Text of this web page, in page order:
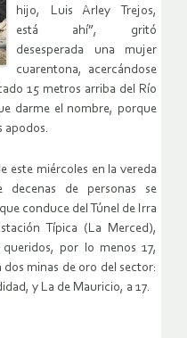
hijo, Luis Arley Trejos,
está ahí”, gritó
desesperada una mujer
cuarentona, acercándose
15 metros arriba del Río
darme el nombre, porque
apodos.
este miércoles en la vereda
decenas de personas se
conduce del Túnel de Irra
Típica (La Merced),
por lo menos 17,
minas de oro del sector:
y La de Mauricio, a 17.